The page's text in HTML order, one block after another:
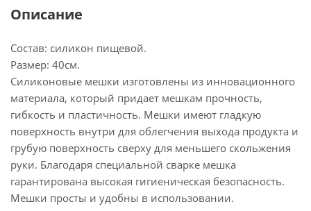
Описание
Состав: силикон пищевой.
Размер: 40см.
Силиконовые мешки изготовлены из инновационного
материала, который придает мешкам прочность,
гибкость и пластичность. Мешки имеют гладкую
поверхность внутри для облегчения выхода продукта и
грубую поверхность сверху для меньшего скольжения
руки. Благодаря специальной сварке мешка
гарантирована высокая гигиеническая безопасность.
Мешки просты и удобны в использовании.